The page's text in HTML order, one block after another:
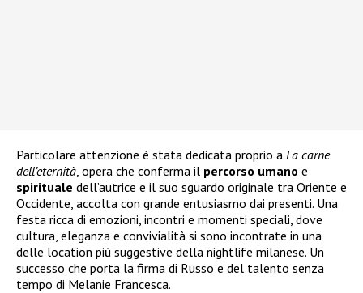
Particolare attenzione è stata dedicata proprio a La carne
dell’eternità , opera che conferma il percorso umano e
spirituale dell’autrice e il suo sguardo originale tra Oriente e
Occidente, accolta con grande entusiasmo dai presenti. Una
festa ricca di emozioni, incontri e momenti speciali, dove
cultura, eleganza e convivialità si sono incontrate in una
delle location più suggestive della nightlife milanese. Un
successo che porta la firma di Russo e del talento senza
tempo di Melanie Francesca.